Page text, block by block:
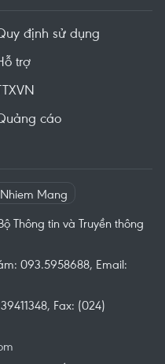
định sử dụng
trợ
cáo
Thông tin và Truyền thông
093.5958688, Email:
Fax: (024)